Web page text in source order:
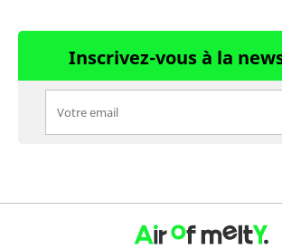
Inscrivez-vous à la